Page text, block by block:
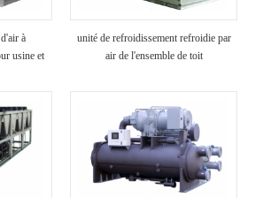
à
usine et
unité de refroidissement refroidie par
air de l'ensemble de toit